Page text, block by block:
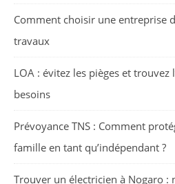
Comment choisir une entreprise
travaux
LOA : évitez les pièges et trouvez
besoins
Prévoyance TNS : Comment
famille en tant qu’indépendant ?
Trouver un électricien à Nogaro :